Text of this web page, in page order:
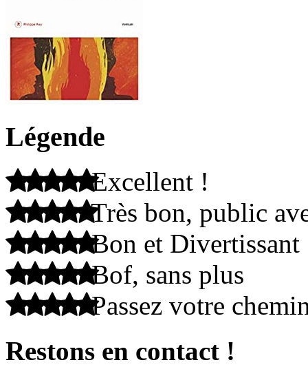
Légende
Excellent !
Très bon, public
Bon et Divertissant
Bof, sans plus
Passez votre
Restons en contact !